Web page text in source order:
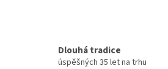
Dlouhá tradice
úspěšných 35 let na trhu